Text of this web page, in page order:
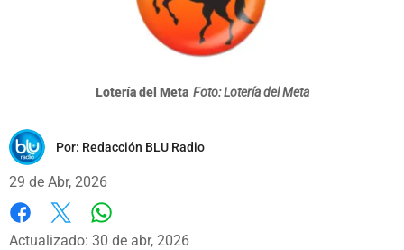
Lotería del Meta Foto: Lotería del Meta
Por: Redacción BLU Radio
29 de Abr, 2026
Facebook
X
Actualizado: 30 de abr, 2026